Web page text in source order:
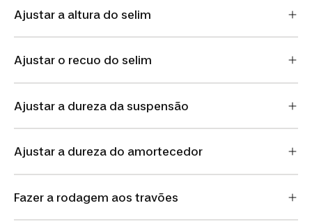
Ajustar a altura do selim
Ajustar o recuo do selim
Ajustar a dureza da suspensão
Ajustar a dureza do amortecedor
Fazer a rodagem aos travões